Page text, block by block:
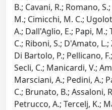
B.; Cavani, R.; Romano,
M.; Cimicchi, M. C.;
A.; Dall'Aglio, E.; Papi,
C.; Riboni, S.; D'Amato,
Di Bartolo, P.; Pellicano,
Secli, C.; Manicardi, V.;
Marsciani, A.; Pedini, A.;
C.; Brunato, B.; Assaloni,
Petrucco, A.; Tercelj, K.;